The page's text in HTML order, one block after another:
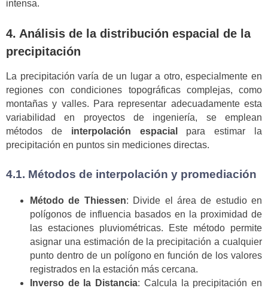
intensa.
4. Análisis de la distribución espacial de la
precipitación
La precipitación varía de un lugar a otro, especialmente en
regiones con condiciones topográficas complejas, como
montañas y valles. Para representar adecuadamente esta
variabilidad en proyectos de ingeniería, se emplean
métodos de interpolación espacial
para estimar la
precipitación en puntos sin mediciones directas.
4.1. Métodos de interpolación y promediación
Método de Thiessen: Divide el área de estudio en
polígonos de influencia basados en la proximidad de
las estaciones pluviométricas. Este método permite
asignar una estimación de la precipitación a cualquier
punto dentro de un polígono en función de los valores
registrados en la estación más cercana.
Inverso de la Distancia: Calcula la precipitación en